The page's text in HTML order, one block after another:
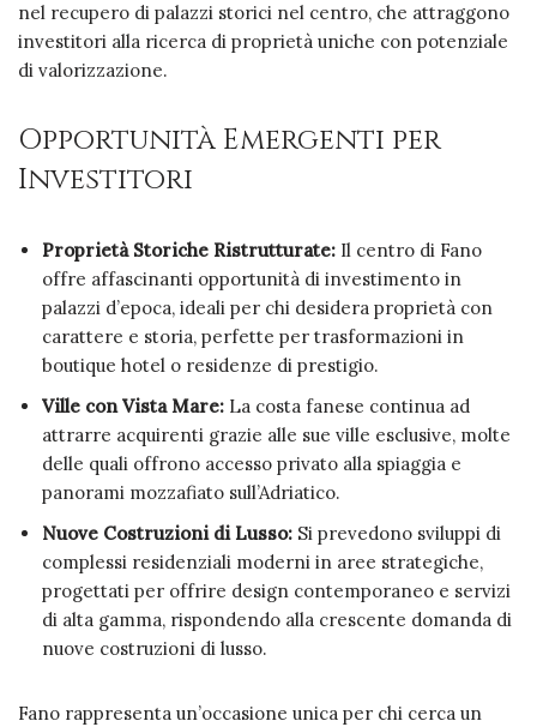
nel recupero di palazzi storici nel centro, che attraggono
investitori alla ricerca di proprietà uniche con potenziale
di valorizzazione.
Opportunità Emergenti per
Investitori
Proprietà Storiche Ristrutturate: Il centro di Fano
offre affascinanti opportunità di investimento in
palazzi d’epoca, ideali per chi desidera proprietà con
carattere e storia, perfette per trasformazioni in
boutique hotel o residenze di prestigio.
Ville con Vista Mare: La costa fanese continua ad
attrarre acquirenti grazie alle sue ville esclusive, molte
delle quali offrono accesso privato alla spiaggia e
panorami mozzafiato sull’Adriatico.
Nuove Costruzioni di Lusso: Si prevedono sviluppi di
complessi residenziali moderni in aree strategiche,
progettati per offrire design contemporaneo e servizi
di alta gamma, rispondendo alla crescente domanda di
nuove costruzioni di lusso.
Fano rappresenta un’occasione unica per chi cerca un